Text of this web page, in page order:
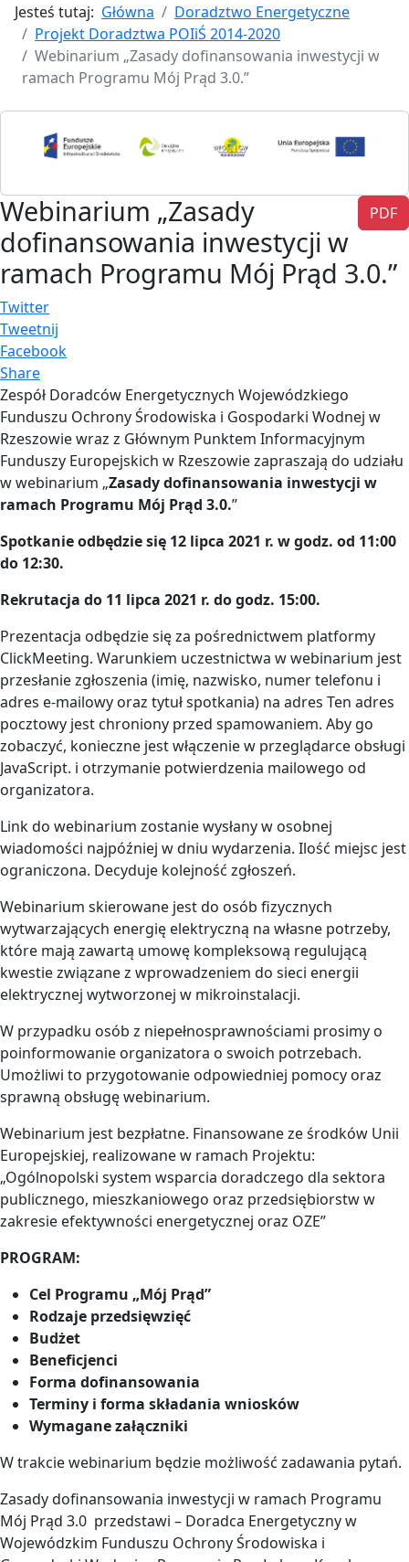
Jesteś tutaj: Główna
Doradztwo Energetyczne
Projekt Doradztwa POIiŚ 2014-2020
Webinarium „Zasady dofinansowania inwestycji w
ramach Programu Mój Prąd 3.0.”
PDF
Webinarium „Zasady
dofinansowania inwestycji w
ramach Programu Mój Prąd 3.0.”
Twitter
Tweetnij
Facebook
Share
Zespół Doradców Energetycznych Wojewódzkiego
Funduszu Ochrony Środowiska i Gospodarki Wodnej w
Rzeszowie wraz z Głównym Punktem Informacyjnym
Funduszy Europejskich w Rzeszowie zapraszają do udziału
w webinarium „Zasady dofinansowania inwestycji w
ramach Programu Mój Prąd 3.0.”
Spotkanie odbędzie się 12 lipca 2021 r. w godz. od 11:00
do 12:30.
Rekrutacja do 11 lipca 2021 r. do godz. 15:00.
Prezentacja odbędzie się za pośrednictwem platformy
ClickMeeting. Warunkiem uczestnictwa w webinarium jest
przesłanie zgłoszenia (imię, nazwisko, numer telefonu i
adres e-mailowy oraz tytuł spotkania) na adres Ten adres
pocztowy jest chroniony przed spamowaniem. Aby go
zobaczyć, konieczne jest włączenie w przeglądarce obsługi
JavaScript. i otrzymanie potwierdzenia mailowego od
organizatora.
Link do webinarium zostanie wysłany w osobnej
wiadomości najpóźniej w dniu wydarzenia. Ilość miejsc jest
ograniczona. Decyduje kolejność zgłoszeń.
Webinarium skierowane jest do osób fizycznych
wytwarzających energię elektryczną na własne potrzeby,
które mają zawartą umowę kompleksową regulującą
kwestie związane z wprowadzeniem do sieci energii
elektrycznej wytworzonej w mikroinstalacji.
W przypadku osób z niepełnosprawnościami prosimy o
poinformowanie organizatora o swoich potrzebach.
Umożliwi to przygotowanie odpowiedniej pomocy oraz
sprawną obsługę webinarium.
Webinarium jest bezpłatne. Finansowane ze środków Unii
Europejskiej, realizowane w ramach Projektu:
„Ogólnopolski system wsparcia doradczego dla sektora
publicznego, mieszkaniowego oraz przedsiębiorstw w
zakresie efektywności energetycznej oraz OZE”
PROGRAM:
Cel Programu „Mój Prąd”
Rodzaje przedsięwzięć
Budżet
Beneficjenci
Forma dofinansowania
Terminy i forma składania wniosków
Wymagane załączniki
W trakcie webinarium będzie możliwość zadawania pytań.
Zasady dofinansowania inwestycji w ramach Programu
Mój Prąd 3.0 przedstawi – Doradca Energetyczny w
Wojewódzkim Funduszu Ochrony Środowiska i